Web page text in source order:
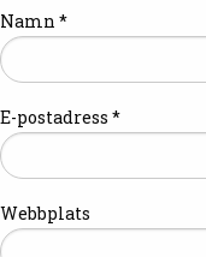
Namn *
E-postadress *
Webbplats